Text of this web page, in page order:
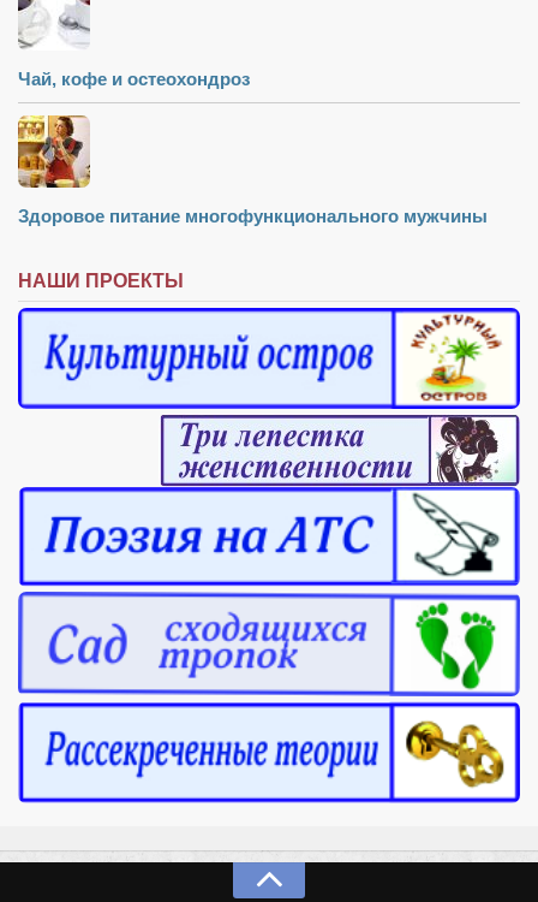
Чай, кофе и остеохондроз
Здоровое питание многофункционального мужчины
НАШИ ПРОЕКТЫ